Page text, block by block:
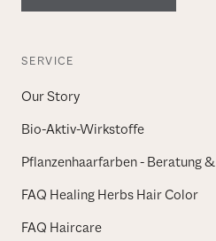
SERVICE
Our Story
Bio-Aktiv-Wirkstoffe
Pflanzenhaarfarben - Beratung
FAQ Healing Herbs Hair Color
FAQ Haircare